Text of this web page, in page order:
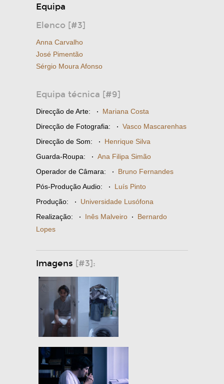
Equipa
Elenco [#3]
Anna Carvalho
José Pimentão
Sérgio Moura Afonso
Equipa técnica [#9]
Direcção de Arte: · Mariana Costa
Direcção de Fotografia: · Vasco Mascarenhas
Direcção de Som: · Henrique Silva
Guarda-Roupa: · Ana Filipa Simão
Operador de Câmara: · Bruno Fernandes
Pós-Produção Audio: · Luís Pinto
Produção: · Universidade Lusófona
Realização: · Inês Malveiro · Bernardo
Lopes
Imagens [#3]: